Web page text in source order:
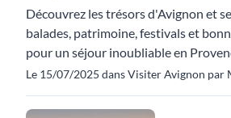
Découvrez les trésors d'Avignon et
balades, patrimoine, festivals et
pour un séjour inoubliable en
Le 15/07/2025 dans Visiter Avignon par